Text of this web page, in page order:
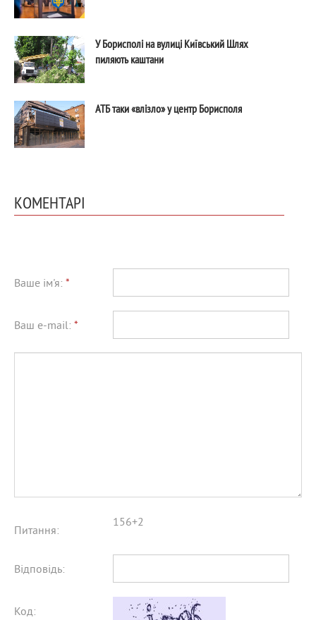
У Борисполі на вулиці Київський Шлях
пиляють каштани
АТБ таки «влізло» у центр Борисполя
КОМЕНТАРІ
Ваше ім'я: *
Ваш e-mail: *
Питання:
156+2
Відповідь:
Код: